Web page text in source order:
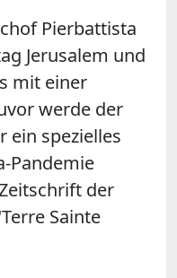
Pierbattista
Jerusalem und
mit einer
werde der
ein spezielles
Pandemie
der
Sainte